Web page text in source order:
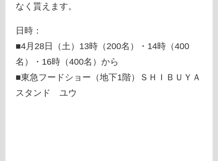
なく貰えます。
日時：
■4月28日（土）13時（200名）・14時（400
名）・16時（400名）から
■東急フードショー（地下1階）ＳＨＩＢＵＹＡ
スタンド ユウ